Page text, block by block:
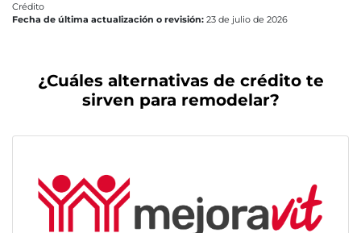
Crédito
Fecha de última actualización o revisión: 23 de julio de 2026
¿Cuáles alternativas de crédito te
sirven para remodelar?